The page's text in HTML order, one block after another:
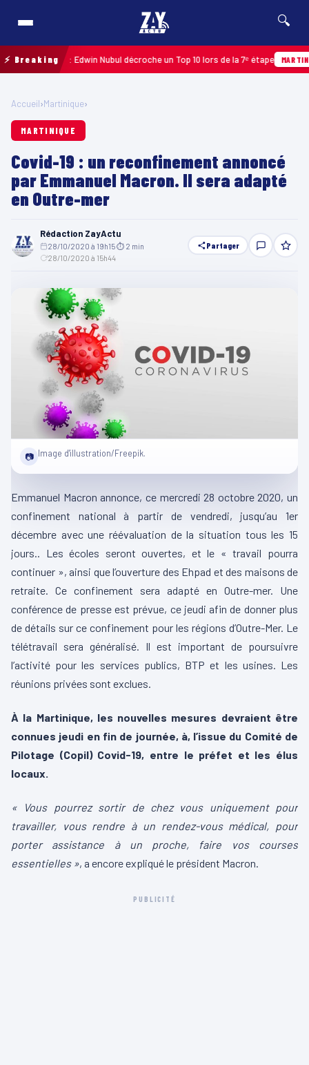
🔍
⚡ Breaking
2026 : Edwin Nubul décroche un Top 10 lors de la 7ᵉ étape MARTINIQUE
Accueil›Martinique›
MARTINIQUE
Covid-19 : un reconfinement annoncé
par Emmanuel Macron. Il sera adapté
en Outre-mer
Rédaction ZayActu
28/10/2020 à 19h15⏱ 2 min
28/10/2020 à 15h44
Partager
📷 Image d'illustration/Freepik.
Emmanuel Macron annonce, ce mercredi 28 octobre 2020, un
confinement national à partir de vendredi, jusqu’au 1er
décembre avec une réévaluation de la situation tous les 15
jours.. Les écoles seront ouvertes, et le « travail pourra
continuer », ainsi que l’ouverture des Ehpad et des maisons de
retraite. Ce confinement sera adapté en Outre-mer. Une
conférence de presse est prévue, ce jeudi afin de donner plus
de détails sur ce confinement pour les régions d’Outre-Mer. Le
télétravail sera généralisé. Il est important de poursuivre
l’activité pour les services publics, BTP et les usines. Les
réunions privées sont exclues.
À la Martinique, les nouvelles mesures devraient être
connues jeudi en fin de journée, à, l’issue du Comité de
Pilotage (Copil) Covid-19, entre le préfet et les élus
locaux.
« Vous pourrez sortir de chez vous uniquement pour
travailler, vous rendre à un rendez-vous médical, pour
porter assistance à un proche, faire vos courses
essentielles », a encore expliqué le président Macron.
PUBLICITÉ